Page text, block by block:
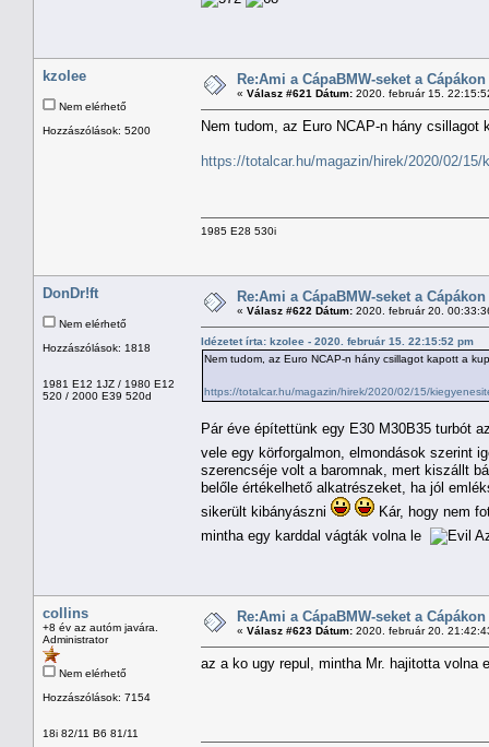
kzolee
Nem elérhető
Hozzászólások: 5200
Re:Ami a CápaBMW-seket a
« Válasz #621 Dátum: 2020. február 15.
Nem tudom, az Euro NCAP-n hány
https://totalcar.hu/magazin/hirek/2020/02/
1985 E28 530i
DonDr!ft
Nem elérhető
Hozzászólások: 1818
1981 E12 1JZ / 1980 E12
520 / 2000 E39 520d
Re:Ami a CápaBMW-seket a
« Válasz #622 Dátum: 2020. február 20.
Idézetet írta: kzolee - 2020. február 15. 22:15:52 pm
Nem tudom, az Euro NCAP-n hány csillagot kapott a
https://totalcar.hu/magazin/hirek/2020/02/15/
Pár éve építettünk egy E30 M30B35 turbót
vele egy körforgalmon, elmondások szerint
szerencséje volt a baromnak, mert kiszállt
belőle értékelhető alkatrészeket, ha jól
sikerült kibányászni
Kár, hogy nem
mintha egy karddal vágták volna le
collins
+8 év az autóm javára.
Administrator
Nem elérhető
Hozzászólások: 7154
18i 82/11 B6 81/11
Re:Ami a CápaBMW-seket a
« Válasz #623 Dátum: 2020. február 20.
az a ko ugy repul, mintha Mr. hajitotta volna